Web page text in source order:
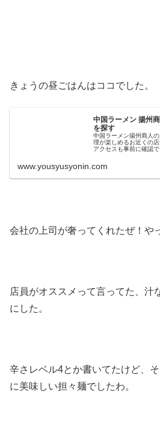
きょうの昼ごはんはココでした。
中国ラーメン 揚州
を探す
中国ラーメン揚州商人
理が楽しめるお近くの
アクセスも事前に確認で
www.yousyusyonin.com
会社の上司が奢ってくれたぜ！や
店員がオススメって言ってた、汁
にした。
辛さレベル4とか書いてたけど、
に美味しい担々麺でしたわ。